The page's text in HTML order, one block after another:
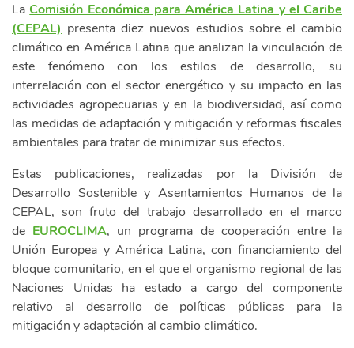
LaComisión Económica para América Latina y el Caribe
(CEPAL) presenta diez nuevos estudios sobre el cambio
climático en América Latina que analizan la vinculación de
este fenómeno con los estilos de desarrollo, su
interrelación con el sector energético y su impacto en las
actividades agropecuarias y en la biodiversidad, así como
las medidas de adaptación y mitigación y reformas fiscales
ambientales para tratar de minimizar sus efectos.
Estas publicaciones, realizadas por la División de
Desarrollo Sostenible y Asentamientos Humanos de la
CEPAL, son fruto del trabajo desarrollado en el marco
deEUROCLIMA, un programa de cooperación entre la
Unión Europea y América Latina, con financiamiento del
bloque comunitario, en el que el organismo regional de las
Naciones Unidas ha estado a cargo del componente
relativo al desarrollo de políticas públicas para la
mitigación y adaptación al cambio climático.